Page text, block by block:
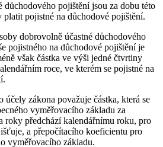
důchodového pojištění jsou za dobu této
pojistné na důchodové pojištění.
dobrovolně účastné důchodového
pojistného na důchodové pojištění je
však částka ve výši jedné čtvrtiny
roce, ve kterém se pojistné na
účely zákona považuje částka, která se
vyměřovacího základu za
roky předchází kalendářnímu roku, pro
a přepočítacího koeficientu pro
vyměřovacího základu.